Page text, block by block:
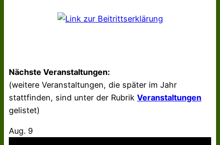
Nächste Veranstaltungen:
(weitere Veranstaltungen, die später im Jahr
stattfinden, sind unter der Rubrik Veranstaltungen
gelistet)
Aug. 9